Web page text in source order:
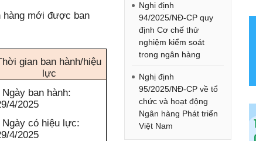
hàng mới được ban
gian ban hành/hiệu
lực
Ngày ban hành:
4/2025
Ngày có hiệu lực:
4/2025
Nghị định
94/2025/NĐ-CP quy
định Cơ chế thử
nghiệm kiểm soát
trong ngân hàng
Nghị định
95/2025/NĐ-CP về tổ
chức và hoạt động
Ngân hàng Phát triển
Việt Nam